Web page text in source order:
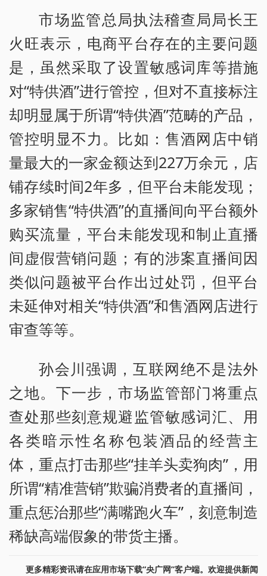
市场监管总局执法稽查局局长王
火旺表示，电商平台存在的主要问题
是，虽然采取了设置敏感词库等措施
对“特供酒”进行管控，但对不直接标注
却明显属于所谓“特供酒”范畴的产品，
管控明显不力。比如：售酒网店中销
量最大的一家金额达到227万余元，店
铺存续时间2年多，但平台未能发现；
多家销售“特供酒”的直播间向平台额外
购买流量，平台未能发现和制止直播
间虚假营销问题；有的涉案直播间因
类似问题被平台作出过处罚，但平台
未延伸对相关“特供酒”和售酒网店进行
审查等等。
孙会川强调，互联网绝不是法外
之地。下一步，市场监管部门将重点
查处那些刻意规避监管敏感词汇、用
各类暗示性名称包装酒品的经营主
体，重点打击那些“挂羊头卖狗肉”，用
所谓“精准营销”欺骗消费者的直播间，
重点惩治那些“满嘴跑火车”，刻意制造
稀缺高端假象的带货主播。
更多精彩资讯请在应用市场下载“央广网”客户端。欢迎提供新闻